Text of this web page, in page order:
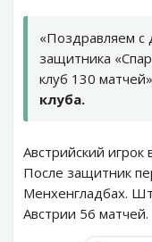
«Поздравляем
защитника
клуб 130 матчей»
клуба.
Австрийский игрок
После защитник
Менхенгладбах.
Австрии 56 матчей.